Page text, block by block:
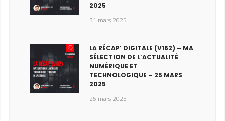
2025
31 mars 2025
LA RÉCAP’ DIGITALE (V162) – MA
SÉLECTION DE L’ACTUALITÉ
NUMÉRIQUE ET
TECHNOLOGIQUE – 25 MARS
2025
25 mars 2025